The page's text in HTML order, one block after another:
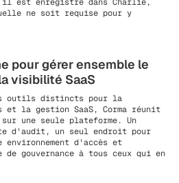
ne soit requise pour y
pour gérer ensemble le
visibilité SaaS
outils distincts pour la
et la gestion SaaS, Corma réunit
une seule plateforme. Un
d'audit, un seul endroit pour
d'accès et
de gouvernance à tous ceux qui en